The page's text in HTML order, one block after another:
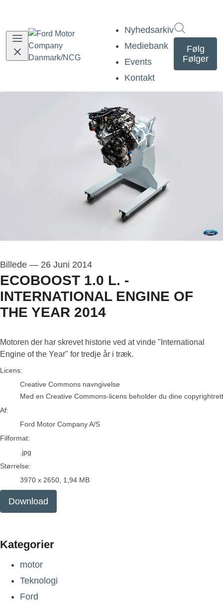
Nyhedsarkiv
Mediebank
Events
Kontakt
Følg
Følger
Billede — 26 Juni 2014
ECOBOOST 1.0 L. -
INTERNATIONAL ENGINE OF
THE YEAR 2014
Motoren der har skrevet historie ved at vinde "International
Engine of the Year" for tredje år i træk.
Ford Motor Company A/S
Licens:
Creative Commons navngivelse
Med en Creative Commons-licens beholder du dine
Af:
Ford Motor Company A/S
Filformat:
.jpg
Størrelse:
3970 x 2650, 1,94 MB
Download
Kategorier
motor
Teknologi
Ford